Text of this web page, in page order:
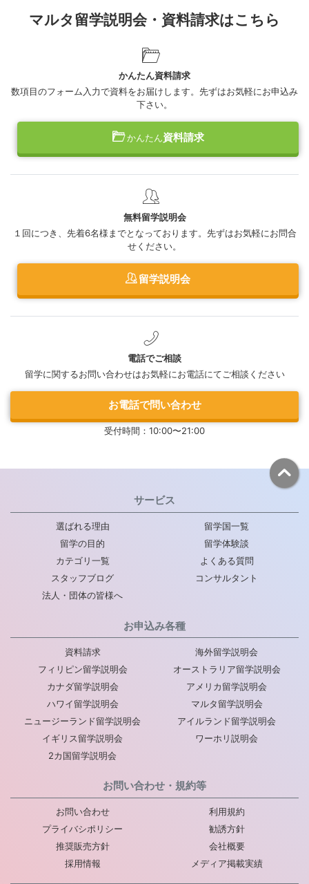
マルタ留学説明会・資料請求はこちら
かんたん資料請求
数項目のフォーム入力で資料をお届けします。先ずはお気軽にお申込み
下さい。
かんたん資料請求
無料留学説明会
１回につき、先着6名様までとなっております。先ずはお気軽にお問合
せください。
留学説明会
電話でご相談
留学に関するお問い合わせはお気軽にお電話にてご相談ください
お電話で問い合わせ
受付時間：10:00〜21:00
サービス
選ばれる理由
留学国一覧
留学の目的
留学体験談
カテゴリ一覧
よくある質問
スタッフブログ
コンサルタント
法人・団体の皆様へ
お申込み各種
資料請求
海外留学説明会
フィリピン留学説明会
オーストラリア留学説明会
カナダ留学説明会
アメリカ留学説明会
ハワイ留学説明会
マルタ留学説明会
ニュージーランド留学説明会
アイルランド留学説明会
イギリス留学説明会
ワーホリ説明会
2カ国留学説明会
お問い合わせ・規約等
お問い合わせ
利用規約
プライバシポリシー
勧誘方針
推奨販売方針
会社概要
採用情報
メディア掲載実績